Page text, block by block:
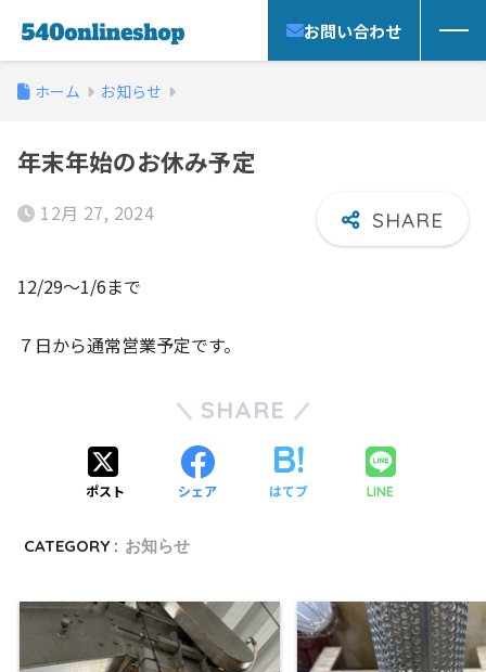
お問い合わせ
ホーム お知らせ
年末年始のお休み予定
12月 27, 2024
12/29～1/6まで
７日から通常営業予定です。
SHARE
ポスト シェア はてブ LINE
CATEGORY : お知らせ